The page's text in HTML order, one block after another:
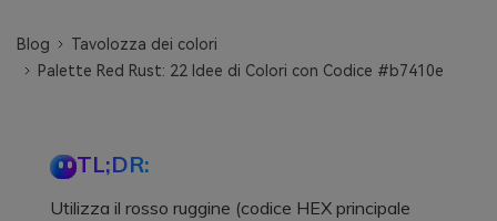
Blog
Tavolozza dei colori
Palette Red Rust: 22 Idee di Colori con Codice #b7410e
TL;DR:
Utilizza il rosso ruggine (codice HEX principale